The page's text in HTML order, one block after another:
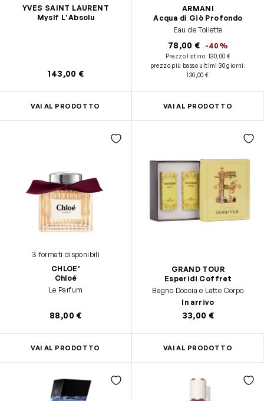
YVES SAINT LAURENT
Myslf L'Absolu
143,00 €
VAI AL PRODOTTO
ARMANI
Acqua di Giò Profondo
Eau de Toilette
78,00 € -40%
Prezzo listino:130,00 €
prezzo più basso ultimi 30 giorni :
130,00 €
VAI AL PRODOTTO
3 formati disponibili
CHLOE'
Chloé
Le Parfum
88,00 €
VAI AL PRODOTTO
GRAND TOUR
Esperidi Coffret
Bagno Doccia e Latte Corpo
In arrivo
33,00 €
VAI AL PRODOTTO